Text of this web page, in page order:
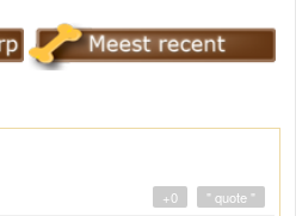
" quote "
+0